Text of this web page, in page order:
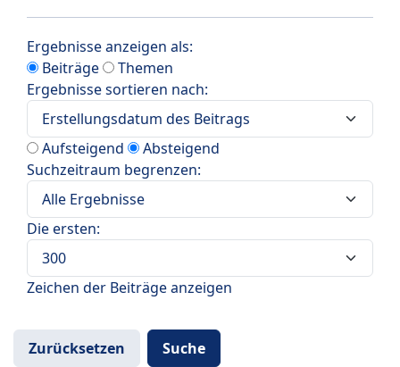
Ergebnisse anzeigen als:
Beiträge
Themen
Ergebnisse sortieren nach:
Aufsteigend
Absteigend
Suchzeitraum begrenzen:
Die ersten:
Zeichen der Beiträge anzeigen